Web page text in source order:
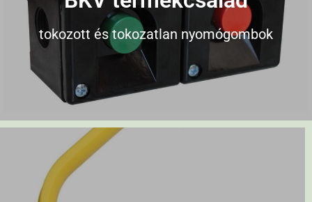
tokozott és tokozatlan nyomógombok